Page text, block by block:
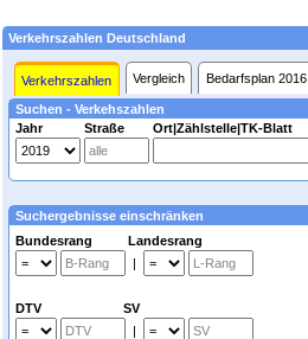
Verkehrszahlen Deutschland
Verkehrszahlen Vergleich Bedarfsplan 2016
Suchen - Verkehszahlen
Jahr
Straße Ort|Zählstelle|TK-Blatt
Suchergebnisse einschränken
Bundesrang Landesrang
|
DTV SV
|